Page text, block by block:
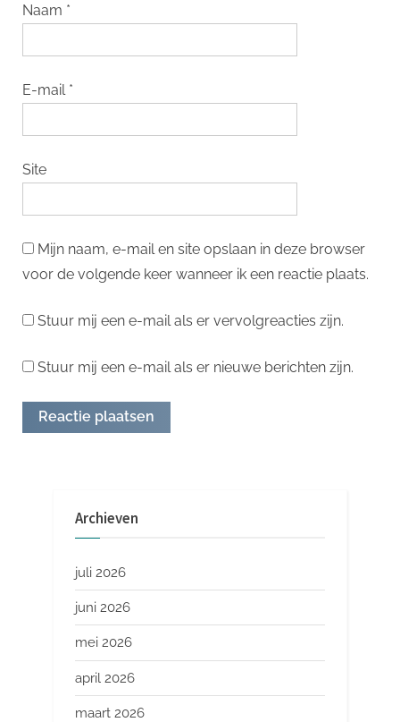
Naam *
E-mail *
Site
Mijn naam, e-mail en site opslaan in deze browser
voor de volgende keer wanneer ik een reactie plaats.
Stuur mij een e-mail als er vervolgreacties zijn.
Stuur mij een e-mail als er nieuwe berichten zijn.
Archieven
juli 2026
juni 2026
mei 2026
april 2026
maart 2026